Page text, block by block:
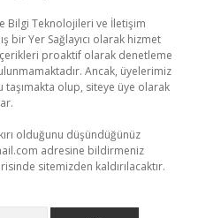
Bilgi Teknolojileri ve İletişim
bir Yer Sağlayıcı olarak hizmet
proaktif olarak denetleme
Ancak, üyelerimiz
taşımakta olup, siteye üye olarak
olduğunu düşündüğünüz
adresine bildirmeniz
sitemizden kaldırılacaktır.